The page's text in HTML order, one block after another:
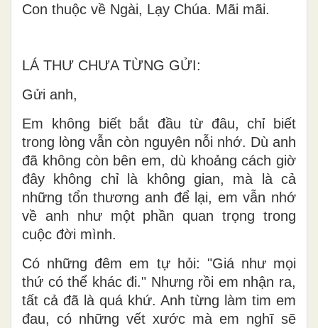
Con thuộc về Ngài, Lạy Chúa. Mãi mãi.
LÁ THƯ CHƯA TỪNG GỬI:
Gửi anh,
Em không biết bắt đầu từ đâu, chỉ biết
trong lòng vẫn còn nguyên nỗi nhớ. Dù anh
đã không còn bên em, dù khoảng cách giờ
đây không chỉ là không gian, mà là cả
những tổn thương anh để lại, em vẫn nhớ
về anh như một phần quan trọng trong
cuộc đời mình.
Có những đêm em tự hỏi: "Giá như mọi
thứ có thể khác đi." Nhưng rồi em nhận ra,
tất cả đã là quá khứ. Anh từng làm tim em
đau, có những vết xước mà em nghĩ sẽ